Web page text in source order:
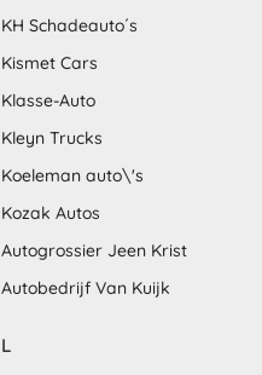
KH Schadeauto´s
Kismet Cars
Klasse-Auto
Kleyn Trucks
Koeleman auto\'s
Kozak Autos
Autogrossier Jeen Krist
Autobedrijf Van Kuijk
L